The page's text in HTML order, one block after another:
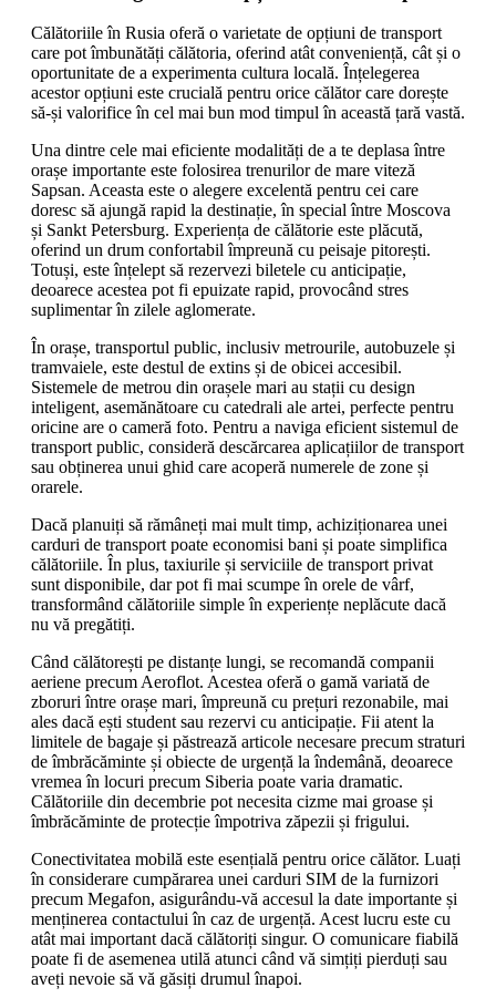
Călătoriile în Rusia oferă o varietate de opțiuni de transport
care pot îmbunătăți călătoria, oferind atât conveniență, cât și o
oportunitate de a experimenta cultura locală. Înțelegerea
acestor opțiuni este crucială pentru orice călător care dorește
să-și valorifice în cel mai bun mod timpul în această țară vastă.
Una dintre cele mai eficiente modalități de a te deplasa între
orașe importante este folosirea trenurilor de mare viteză
Sapsan. Aceasta este o alegere excelentă pentru cei care
doresc să ajungă rapid la destinație, în special între Moscova
și Sankt Petersburg. Experiența de călătorie este plăcută,
oferind un drum confortabil împreună cu peisaje pitorești.
Totuși, este înțelept să rezervezi biletele cu anticipație,
deoarece acestea pot fi epuizate rapid, provocând stres
suplimentar în zilele aglomerate.
În orașe, transportul public, inclusiv metrourile, autobuzele și
tramvaiele, este destul de extins și de obicei accesibil.
Sistemele de metrou din orașele mari au stații cu design
inteligent, asemănătoare cu catedrali ale artei, perfecte pentru
oricine are o cameră foto. Pentru a naviga eficient sistemul de
transport public, consideră descărcarea aplicațiilor de transport
sau obținerea unui ghid care acoperă numerele de zone și
orarele.
Dacă planuiți să rămâneți mai mult timp, achiziționarea unei
carduri de transport poate economisi bani și poate simplifica
călătoriile. În plus, taxiurile și serviciile de transport privat
sunt disponibile, dar pot fi mai scumpe în orele de vârf,
transformând călătoriile simple în experiențe neplăcute dacă
nu vă pregătiți.
Când călătorești pe distanțe lungi, se recomandă companii
aeriene precum Aeroflot. Acestea oferă o gamă variată de
zboruri între orașe mari, împreună cu prețuri rezonabile, mai
ales dacă ești student sau rezervi cu anticipație. Fii atent la
limitele de bagaje și păstrează articole necesare precum straturi
de îmbrăcăminte și obiecte de urgență la îndemână, deoarece
vremea în locuri precum Siberia poate varia dramatic.
Călătoriile din decembrie pot necesita cizme mai groase și
îmbrăcăminte de protecție împotriva zăpezii și frigului.
Conectivitatea mobilă este esențială pentru orice călător. Luați
în considerare cumpărarea unei carduri SIM de la furnizori
precum Megafon, asigurându-vă accesul la date importante și
menținerea contactului în caz de urgență. Acest lucru este cu
atât mai important dacă călătoriți singur. O comunicare fiabilă
poate fi de asemenea utilă atunci când vă simțiți pierduți sau
aveți nevoie să vă găsiți drumul înapoi.